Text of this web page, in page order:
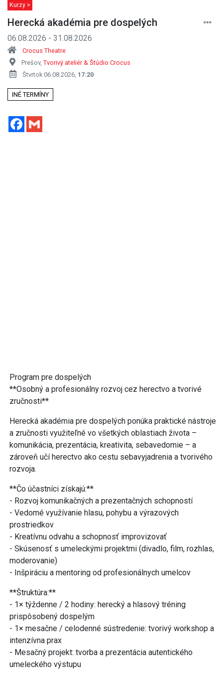
Kurzy >
Herecká akadémia pre dospelých
06.08.2026 - 31.08.2026
Crocus Theatre
Prešov, Tvorivý ateliér & Štúdio Crocus
Štvrtok 06.08.2026, 17:20
INÉ TERMÍNY
Facebook
Program pre dospelých
**Osobný a profesionálny rozvoj cez herectvo a tvorivé
zručnosti**
Herecká akadémia pre dospelých ponúka praktické nástroje
a zručnosti využiteľné vo všetkých oblastiach života –
komunikácia, prezentácia, kreativita, sebavedomie – a
zároveň učí herectvo ako cestu sebavyjadrenia a tvorivého
rozvoja.
**Čo účastníci získajú:**
- Rozvoj komunikačných a prezentačných schopností
- Vedomé využívanie hlasu, pohybu a výrazových
prostriedkov
- Kreatívnu odvahu a schopnosť improvizovať
- Skúsenosť s umeleckými projektmi (divadlo, film, rozhlas,
moderovanie)
- Inšpiráciu a mentoring od profesionálnych umelcov
**Štruktúra:**
- 1× týždenne / 2 hodiny: herecký a hlasový tréning
prispôsobený dospelým
- 1× mesačne / celodenné sústredenie: tvorivý workshop a
intenzívna prax
- Mesačný projekt: tvorba a prezentácia autentického
umeleckého výstupu